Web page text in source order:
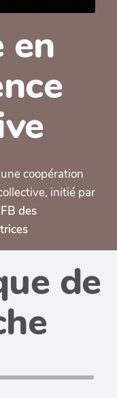
en
coopération
initié par
des
de